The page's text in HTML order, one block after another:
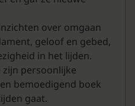
over omgaan
geloof en gebed,
in het lijden.
persoonlijke
bemoedigend boek
gaat.